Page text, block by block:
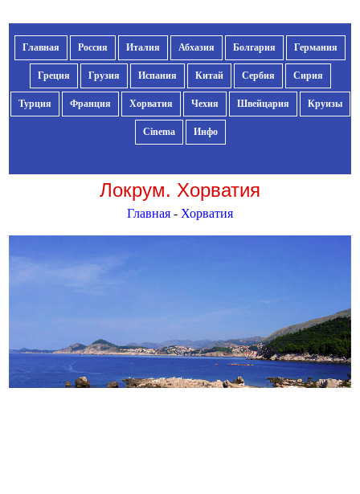
Главная Россия Италия Абхазия Болгария Германия
Греция Грузия Испания Китай Сербия Сирия
Турция Франция Хорватия Чехия Швейцария Круизы
Cinema Инфо
Локрум. Хорватия
Главная - Хорватия